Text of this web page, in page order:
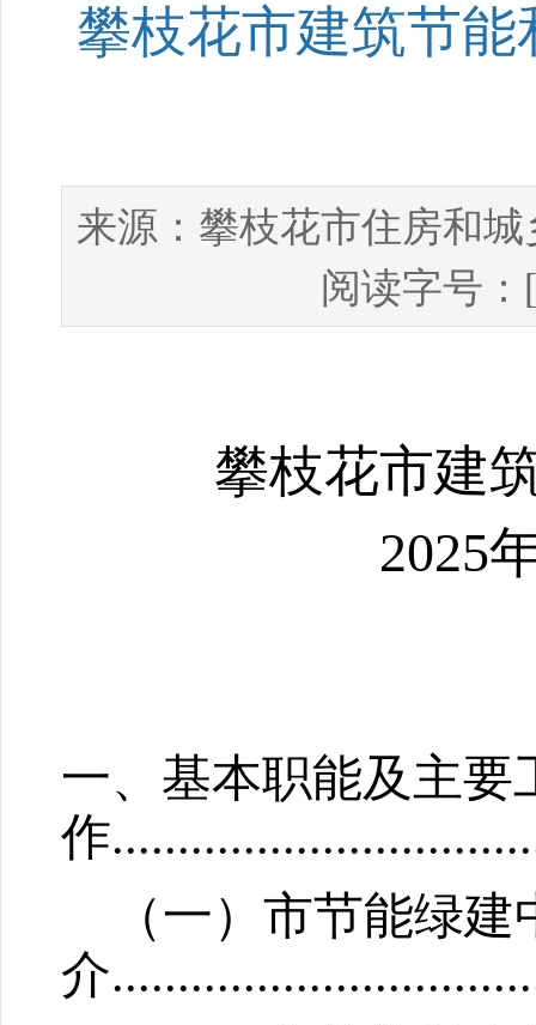
攀枝花市建筑节能
来源： 攀枝花市住房和
阅读字号
攀枝花市建
2025
一、基本职能及主要
作
（一） 市节能绿建
介